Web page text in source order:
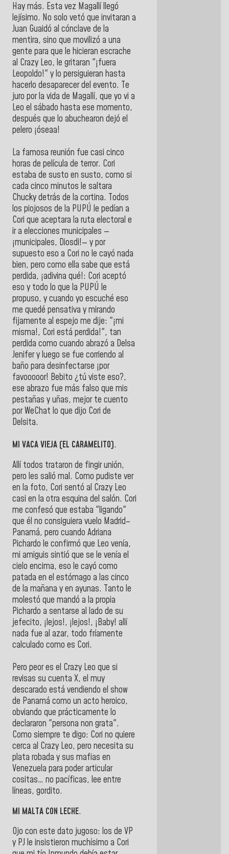
Hay más. Esta vez Magallí llegó
lejísimo. No solo vetó que invitaran a
Juan Guaidó al cónclave de la
mentira, sino que movilizó a una
gente para que le hicieran escrache
al Crazy Leo, le gritaran "¡fuera
Leopoldo!" y lo persiguieran hasta
hacerlo desaparecer del evento. Te
juro por la vida de Magallí, que yo vi a
Leo el sábado hasta ese momento,
después que lo abuchearon dejó el
pelero ¡óseaa!
La famosa reunión fue casi cinco
horas de película de terror. Cori
estaba de susto en susto, como si
cada cinco minutos le saltara
Chucky detrás de la cortina. Todos
los piojosos de la PUPÚ le pedían a
Cori que aceptara la ruta electoral e
ir a elecciones municipales —
¡municipales, Diosdi!— y por
supuesto eso a Cori no le cayó nada
bien, pero como ella sabe que está
perdida, ¡adivina qué!: Cori aceptó
eso y todo lo que la PUPÚ le
propuso, y cuando yo escuché eso
me quedé pensativa y mirando
fijamente al espejo me dije: "¡mi
misma!, Cori está perdida!", tan
perdida como cuando abrazó a Delsa
Jenifer y luego se fue corriendo al
baño para desinfectarse ¡por
favooooor! Bebito ¿tú viste eso?,
ese abrazo fue más falso que mis
pestañas y uñas, mejor te cuento
por WeChat lo que dijo Cori de
Delsita.
MI VACA VIEJA (EL CARAMELITO).
Allí todos trataron de fingir unión,
pero les salió mal. Como pudiste ver
en la foto, Cori sentó al Crazy Leo
casi en la otra esquina del salón. Cori
me confesó que estaba "ligando"
que él no consiguiera vuelo Madrid–
Panamá, pero cuando Adriana
Pichardo le confirmó que Leo venía,
mi amiguis sintió que se le venía el
cielo encima, eso le cayó como
patada en el estómago a las cinco
de la mañana y en ayunas. Tanto le
molestó que mandó a la propia
Pichardo a sentarse al lado de su
jefecito, ¡lejos!, ¡lejos!, ¡Baby! allí
nada fue al azar, todo fríamente
calculado como es Cori.
Pero peor es el Crazy Leo que si
revisas su cuenta X, el muy
descarado está vendiendo el show
de Panamá como un acto heroico,
obviando que prácticamente lo
declararon "persona non grata".
Como siempre te digo: Cori no quiere
cerca al Crazy Leo, pero necesita su
plata robada y sus mafias en
Venezuela para poder articular
cositas… no pacíficas, lee entre
líneas, gordito.
MI MALTA CON LECHE.
Ojo con este dato jugoso: los de VP
y PJ le insistieron muchísimo a Cori